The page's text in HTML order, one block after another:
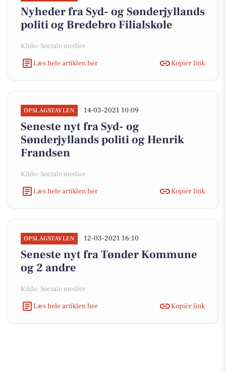
Nyheder fra Syd- og Sønderjyllands
politi og Bredebro Filialskole
Kilde: Sociale medier
Læs hele artiklen her
Kopiér link
OPSLAGSTAVLEN 14-03-2021 10:09
Seneste nyt fra Syd- og
Sønderjyllands politi og Henrik
Frandsen
Kilde: Sociale medier
Læs hele artiklen her
Kopiér link
OPSLAGSTAVLEN 12-03-2021 16:10
Seneste nyt fra Tønder Kommune
og 2 andre
Kilde: Sociale medier
Læs hele artiklen her
Kopiér link